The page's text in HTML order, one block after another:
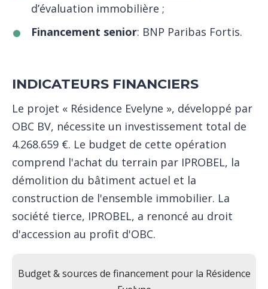
d’évaluation immobilière ;
Financement senior: BNP Paribas Fortis.
INDICATEURS FINANCIERS
Le projet « Résidence Evelyne », développé par
OBC BV, nécessite un investissement total de
4.268.659 €. Le budget de cette opération
comprend l'achat du terrain par IPROBEL, la
démolition du bâtiment actuel et la
construction de l'ensemble immobilier. La
société tierce, IPROBEL, a renoncé au droit
d'accession au profit d'OBC.
Budget & sources de financement pour la Résidence